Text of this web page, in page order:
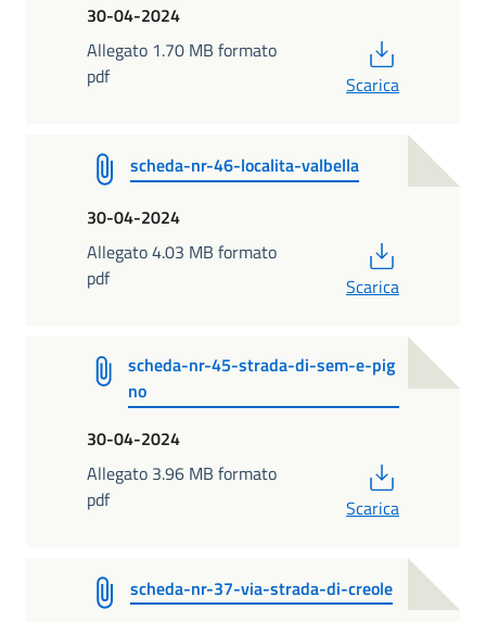
30-04-2024
Allegato 1.70 MB formato
pdf
Scarica
scheda-nr-46-localita-valbella
30-04-2024
Allegato 4.03 MB formato
pdf
Scarica
scheda-nr-45-strada-di-sem-e-pig
no
30-04-2024
Allegato 3.96 MB formato
pdf
Scarica
scheda-nr-37-via-strada-di-creole